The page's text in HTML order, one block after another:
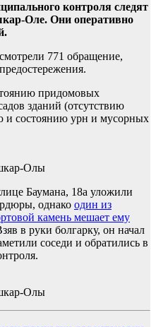
контроля следят
Оле. Они оперативно
771 обращение,
придомовых
зданий (отсутствию
и состоянию урн и мусорных
Олы
Баумана, 18а уложили
однако один из
камень мешает ему
в руки болгарку, он начал
соседи и обратились в
Олы